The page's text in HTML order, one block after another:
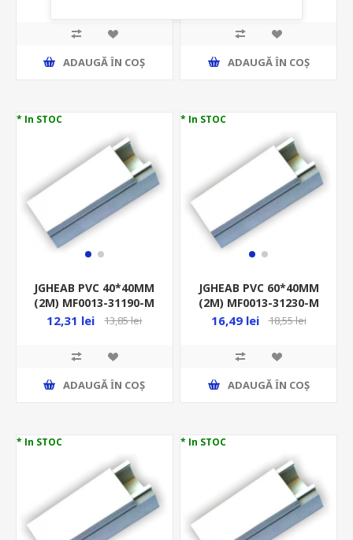
ADAUGĂ ȊN COŞ ADAUGĂ ȊN COŞ
* In STOC
JGHEAB PVC 40*40MM
(2M) MF0013-31190-M
L/H (CANAL)
12,31 lei 13,85 lei
ADAUGĂ ȊN COŞ
* In STOC
JGHEAB PVC 60*40MM
(2M) MF0013-31230-M
L/H (CANAL)
16,49 lei 18,55 lei
ADAUGĂ ȊN COŞ
* In STOC * In STOC